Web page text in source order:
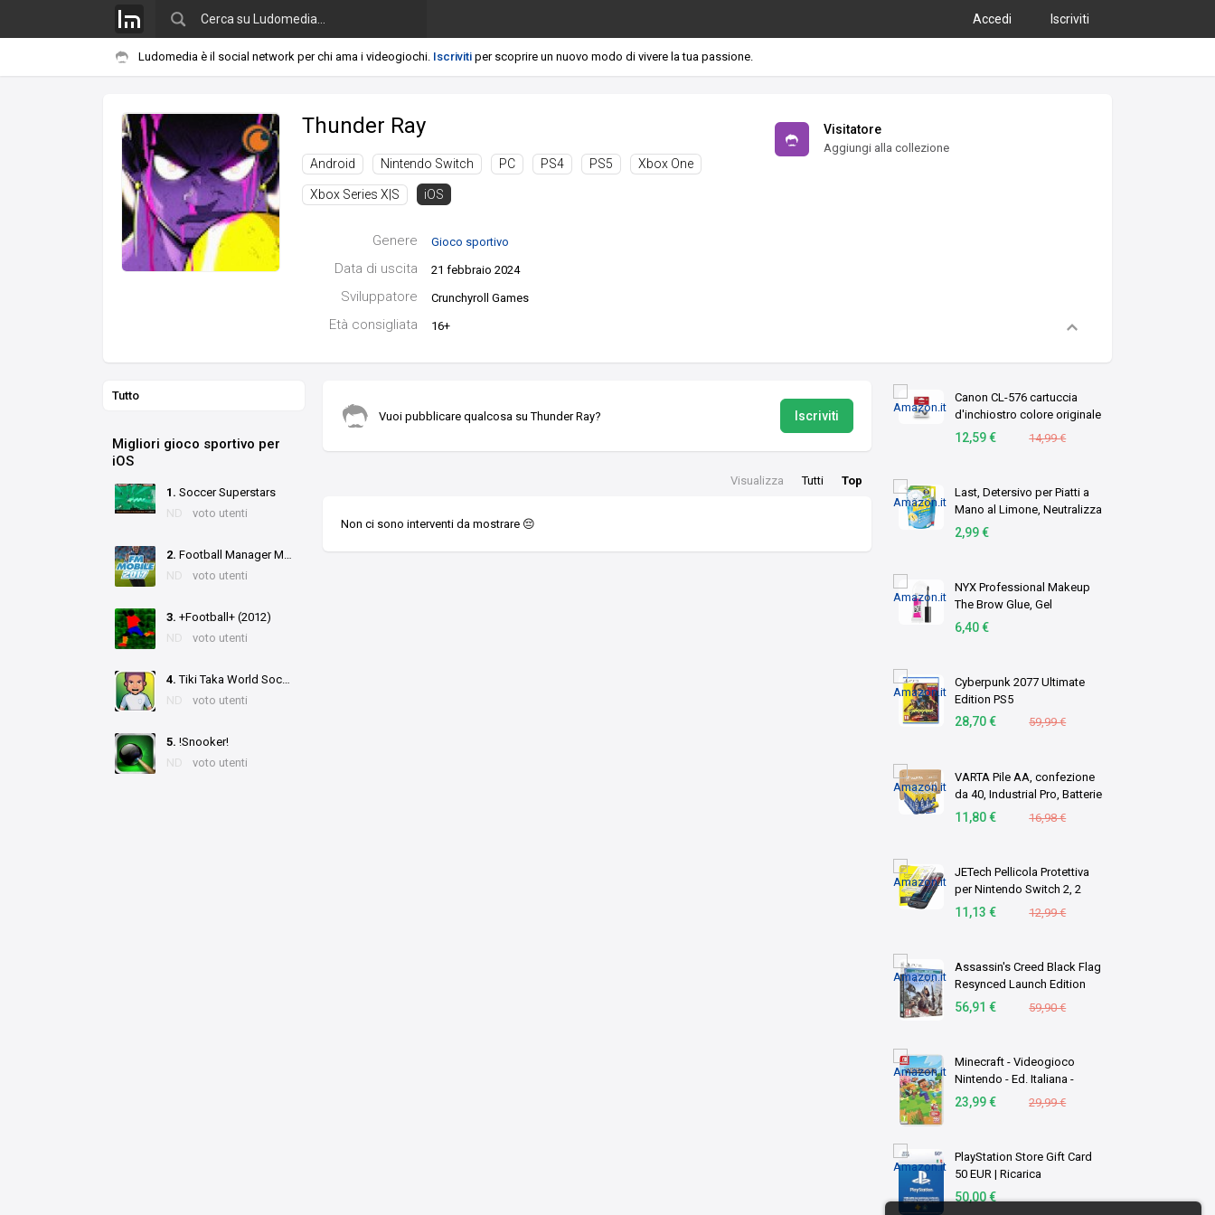
Accedi Iscriviti
Ludomedia è il social network per chi ama i videogiochi. Iscriviti per scoprire un nuovo modo di vivere la tua passione.
Thunder Ray
Android Nintendo Switch PC PS4 PS5 Xbox One
Xbox Series X|S iOS
Genere Gioco sportivo
Data di uscita 21 febbraio 2024
Sviluppatore Crunchyroll Games
Età consigliata 16+
Visitatore
Aggiungi alla collezione
Tutto
Migliori gioco sportivo per
iOS
1. Soccer Superstars
ND
voto utenti
2. Football Manager Mobile 2017
ND
voto utenti
3. +Football+ (2012)
ND
voto utenti
4. Tiki Taka World Soccer
ND
voto utenti
5. !Snooker!
ND
voto utenti
Canon CL-576 cartuccia
d'inchiostro colore originale
1 pz C/M/Y (OEM Canon CL-
12,59 € 14,99 €
Last, Detersivo per Piatti a
Mano al Limone, Neutralizza
gli Odori, Azione
2,99 €
NYX Professional Makeup
The Brow Glue, Gel
Trasparente per
Fino a …
6,40 €
Cyberpunk 2077 Ultimate
Edition PS5
28,70 € 59,99 €
VARTA Pile AA, confezione
da 40, Industrial Pro, Batterie
Alcaline, 1,5V, pacco di
11,80 € 16,98 €
JETech Pellicola Protettiva
per Nintendo Switch 2, 2
Pezzi
11,13 € 12,99 €
Assassin's Creed Black Flag
Resynced Launch Edition
(PS5)
56,91 € 59,90 €
Minecraft - Videogioco
Nintendo - Ed. Italiana -
Versione su scheda
23,99 € 29,99 €
PlayStation Store Gift Card
50 EUR | Ricarica
Portafoglio PSN | Account
50,00 €
Vuoi pubblicare qualcosa su Thunder Ray? Iscriviti
Visualizza Tutti Top
Non ci sono interventi da mostrare 😔